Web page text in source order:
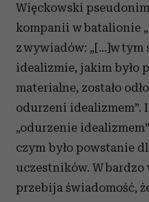
Więckowski pseudonim
kompanii w batalionie
z wywiadów: „[…]w tym
idealizmie, jakim było
materialne, zostało
odurzeni idealizmem”.
„odurzenie
czym było powstanie
uczestników. W
przebija świadomość,